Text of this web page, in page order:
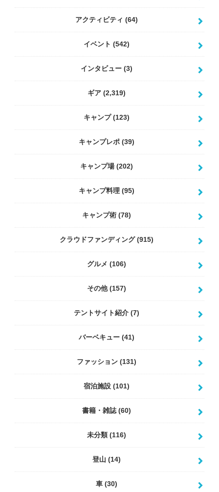
アクティビティ (64)
イベント (542)
インタビュー (3)
ギア (2,319)
キャンプ(123)
キャンプレポ (39)
キャンプ場(202)
キャンプ料理 (95)
キャンプ術 (78)
クラウドファンディング(915)
グルメ (106)
その他(157)
テントサイト紹介 (7)
バーベキュー (41)
ファッション (131)
宿泊施設 (101)
書籍・雑誌(60)
未分類 (116)
登山 (14)
車 (30)